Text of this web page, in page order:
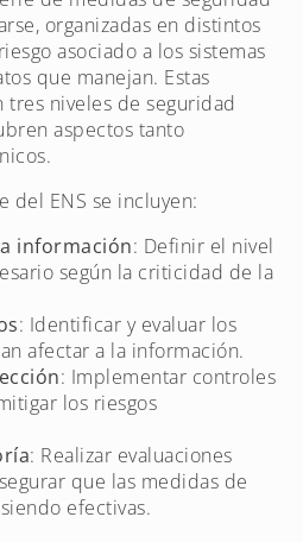
organizadas en distintos
asociado a los sistemas
que manejan. Estas
tres niveles de seguridad
aspectos tanto
del ENS se incluyen:
información: Definir el nivel
según la criticidad de la
: Identificar y evaluar los
afectar a la información.
: Implementar controles
los riesgos
: Realizar evaluaciones
que las medidas de
efectivas.